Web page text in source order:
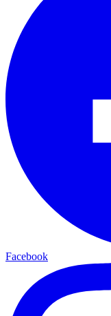
Facebook